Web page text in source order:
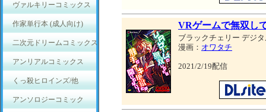
ヴァルキリーコミックス
作家単行本 (成人向け)
二次元ドリームコミックス
アンリアルコミックス
くっ殺ヒロインズ/他
アンソロジーコミック
VRゲームで無双し
ブラックチェリー デジ
漫画： オワタチ
2021/2/19配信